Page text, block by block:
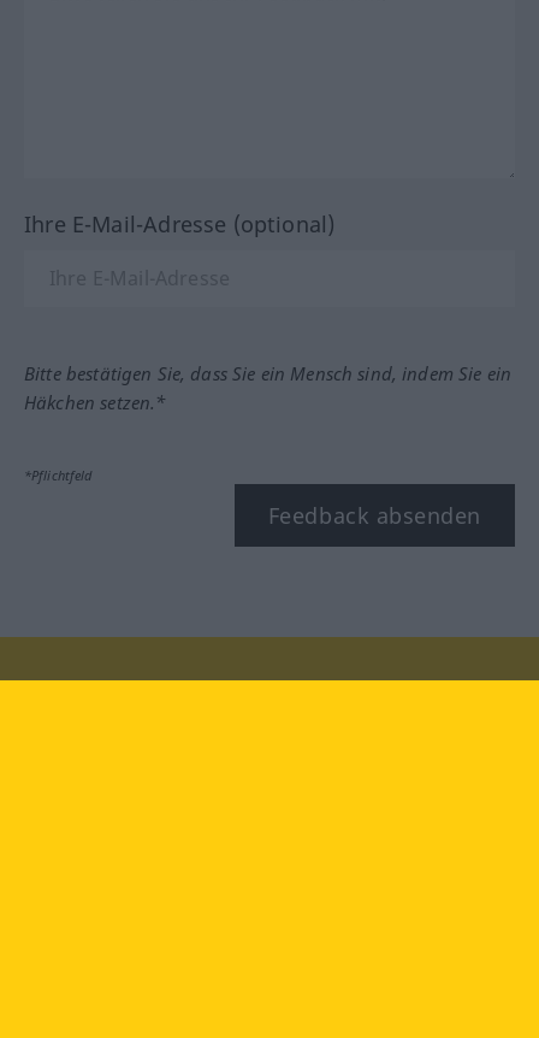
Ihre E-Mail-Adresse (optional)
Bitte bestätigen Sie, dass Sie ein Mensch sind, indem Sie ein
Häkchen setzen.*
*Pflichtfeld
Feedback absenden